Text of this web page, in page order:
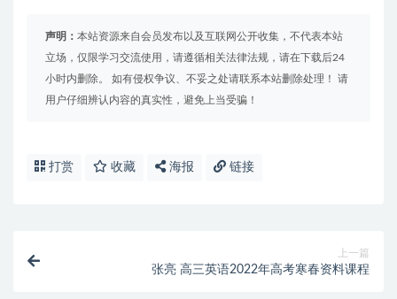
声明： 本站资源来自会员发布以及互联网公开收集，不代表本站
立场，仅限学习交流使用，请遵循相关法律法规，请在下载后24
小时内删除。 如有侵权争议、不妥之处请联系本站删除处理！ 请
用户仔细辨认内容的真实性，避免上当受骗！
打赏 收藏 海报 链接
上一篇
张亮 高三英语2022年高考寒春资料课程